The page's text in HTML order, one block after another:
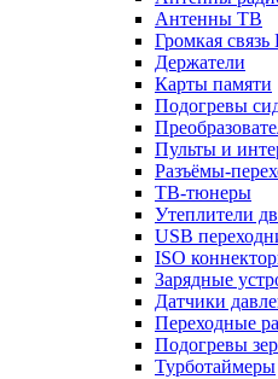
Антенны ТВ
Громкая связь
Держатели
Карты памяти
Подогревы
Пульты и
Разъёмы-
ТВ-тюнеры
Утеплители
USB
ISO
Зарядные
Датчики
Переходные
Подогревы
Турботаймеры